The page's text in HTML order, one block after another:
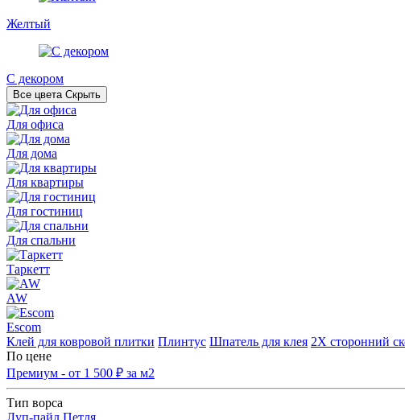
Желтый
С декором
Все цвета Скрыть
Для офиса
Для дома
Для квартиры
Для гостиниц
Для спальни
Таркетт
AW
Escom
Клей для ковровой плитки Плинтус Шпатель для клея 2Х сторонний
По цене
Премиум - от 1 500 ₽ за м2
Тип ворса
Луп-пайл Петля